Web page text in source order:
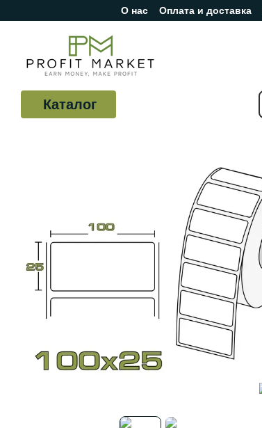
Перейти к основному контенту
О нас Оплата и доставка
Отзывы о магазине
Каталог